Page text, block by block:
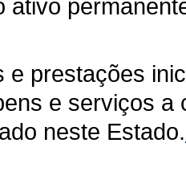
ativo
e prestações
e serviços a
neste Estado.